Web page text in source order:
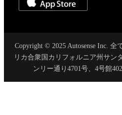
Copyright © 2025 Autosense Inc. 全
リカ合衆国カリフォルニア州サン
ンリー通り4701号、4号館